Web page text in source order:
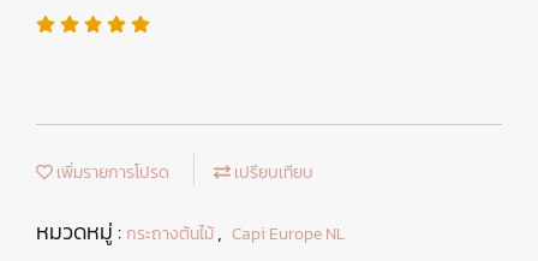
เพิ่มรายการโปรด เปรียบเทียบ
หมวดหมู่ :กระถางต้นไม้, Capi Europe NL